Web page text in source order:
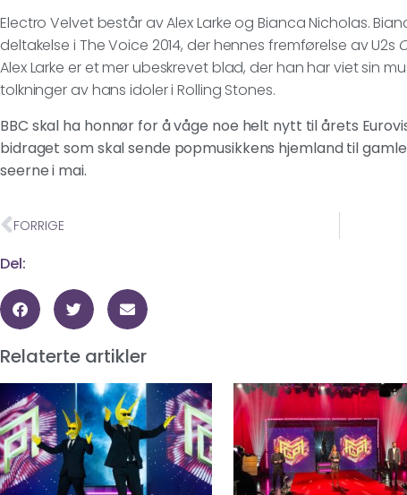
Electro Velvet består av Alex Larke og Bianca Nicholas.
deltakelse i The Voice 2014, der hennes fremførelse av U2s
Alex Larke er et mer ubeskrevet blad, der han har viet sin
tolkninger av hans idoler i Rolling Stones.
BBC skal ha honnør for å våge noe helt nytt til årets
bidraget som skal sende popmusikkens hjemland til
seerne i mai.
FORRIGE
Del:
Relaterte artikler